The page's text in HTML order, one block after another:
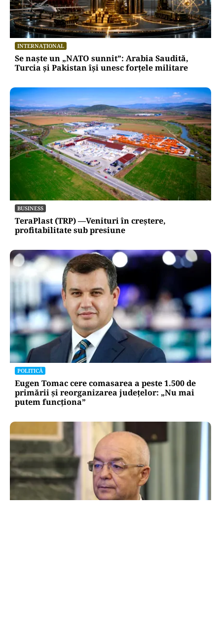
INTERNAȚIONAL
Se naște un „NATO sunnit”: Arabia Saudită,
Turcia și Pakistan își unesc forțele militare
BUSINESS
TeraPlast (TRP) —Venituri în creștere,
profitabilitate sub presiune
POLITICĂ
Eugen Tomac cere comasarea a peste 1.500 de
primării și reorganizarea județelor: „Nu mai
putem funcționa”